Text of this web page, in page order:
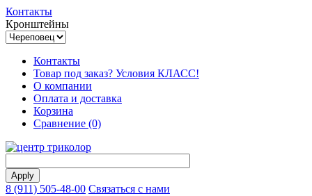
Контакты
Кронштейны
Контакты
Товар под заказ? Условия КЛАСС!
О компании
Оплата и доставка
Корзина
Сравнение (0)
8 (911) 505-48-00 Связаться с нами